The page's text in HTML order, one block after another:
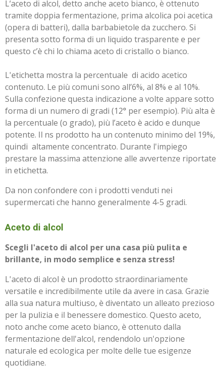
L‘aceto di alcol, detto anche aceto bianco, è ottenuto
tramite doppia fermentazione, prima alcolica poi acetica
(opera di batteri), dalla barbabietole da zucchero. Si
presenta sotto forma di un liquido trasparente e per
questo c’è chi lo chiama aceto di cristallo o bianco.
L'etichetta mostra la percentuale di acido acetico
contenuto. Le più comuni sono all’6%, al 8% e al 10%.
Sulla confezione questa indicazione a volte appare sotto
forma di un numero di gradi (12° per esempio). Più alta è
la percentuale (o grado), più l’aceto è acido e dunque
potente. Il ns prodotto ha un contenuto minimo del 19%,
quindi altamente concentrato. Durante l'impiego
prestare la massima attenzione alle avvertenze riportate
in etichetta.
Da non confondere con i prodotti venduti nei
supermercati che hanno generalmente 4-5 gradi.
Aceto di alcol
Scegli l'aceto di alcol per una casa più pulita e
brillante, in modo semplice e senza stress!
L'aceto di alcol è un prodotto straordinariamente
versatile e incredibilmente utile da avere in casa. Grazie
alla sua natura multiuso, è diventato un alleato prezioso
per la pulizia e il benessere domestico. Questo aceto,
noto anche come aceto bianco, è ottenuto dalla
fermentazione dell'alcol, rendendolo un'opzione
naturale ed ecologica per molte delle tue esigenze
quotidiane.